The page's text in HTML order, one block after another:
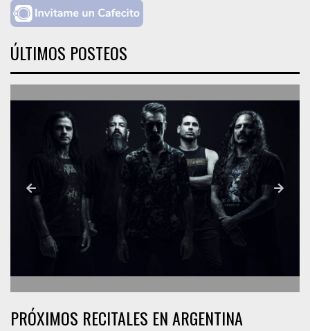
ÚLTIMOS POSTEOS
PRÓXIMOS RECITALES EN ARGENTINA